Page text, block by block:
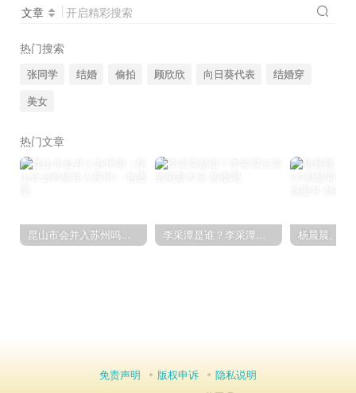
文章 开启精彩搜索
热门搜索
张同学 结婚 偷拍 顾欣欣 向日葵代表
结婚穿
美女
热门文章
昆山市会并入苏州吗（昆山什么时候并入苏州） 李采潭是谁？李采潭主演的电影大全
免责声明 版权申诉 隐私说明